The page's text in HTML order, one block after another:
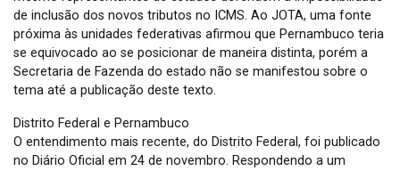
de inclusão dos novos tributos no ICMS. Ao JOTA, uma fonte
próxima às unidades federativas afirmou que Pernambuco teria
se equivocado ao se posicionar de maneira distinta, porém a
Secretaria de Fazenda do estado não se manifestou sobre o
tema até a publicação deste texto.
Distrito Federal e Pernambuco
O entendimento mais recente, do Distrito Federal, foi publicado
no Diário Oficial em 24 de novembro. Respondendo a um